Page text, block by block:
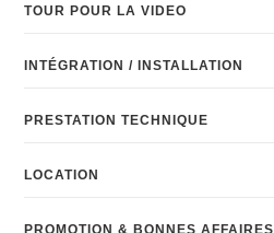
TOUR POUR LA VIDEO
INTÉGRATION / INSTALLATION
PRESTATION TECHNIQUE
LOCATION
PROMOTION & BONNES AFFAIRES